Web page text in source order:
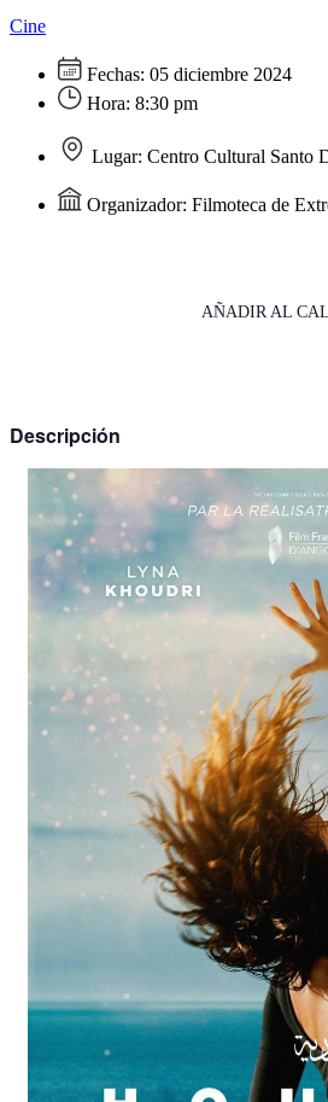
Cine
Fechas: 05 diciembre 2024
Hora: 8:30 pm
Lugar: Centro Cultural Santo
Organizador: Filmoteca de
AÑADIR AL
Descripción